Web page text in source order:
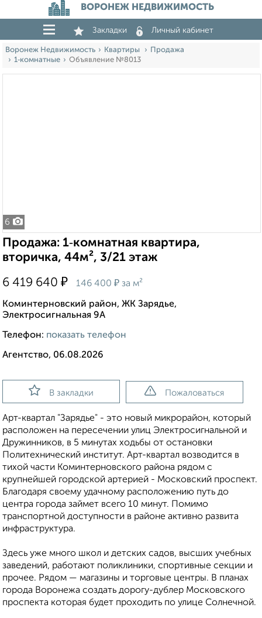
ВОРОНЕЖ НЕДВИЖИМОСТЬ
Закладки Личный кабинет
Воронеж Недвижимость Квартиры
Продажа
1‑комнатные
Объявление №8013
6
Продажа: 1‑комнатная квартира,
вторичка, 44м², 3/21 этаж
6 419 640 ₽ 146 400 ₽ за м²
Коминтерновский район, ЖК Зарядье,
Электросигнальная 9А
Телефон: показать телефон
Агентство, 06.08.2026
В закладки Пожаловаться
Арт-квартал "Зарядье" - это новый микрорайон, который
расположен на пересечении улиц Электросигнальной и
Дружинников, в 5 минутах ходьбы от остановки
Политехнический институт. Арт-квартал возводится в
тихой части Коминтерновского района рядом с
крупнейшей городской артерией - Московский проспект.
Благодаря своему удачному расположению путь до
центра города займет всего 10 минут. Помимо
транспортной доступности в районе активно развита
инфраструктура.
Здесь уже много школ и детских садов, высших учебных
заведений, работают поликлиники, спортивные секции и
прочее. Рядом — магазины и торговые центры. В планах
города Воронежа создать дорогу-дублер Московского
проспекта которая будет проходить по улице Солнечной.